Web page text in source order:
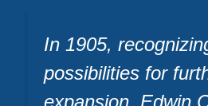
In 1905,
possibilities for
expansion, Edwin